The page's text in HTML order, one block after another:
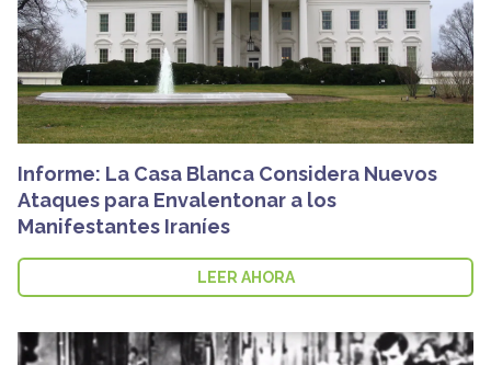
Informe: La Casa Blanca Considera Nuevos
Ataques para Envalentonar a los
Manifestantes Iraníes
LEER AHORA